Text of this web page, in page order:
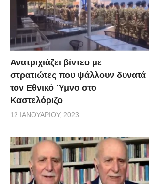
Ανατριχιάζει βίντεο με
στρατιώτες που ψάλλουν δυνατά
τον Εθνικό Ύμνο στο
Καστελόριζο
12 ΙΑΝΟΥΑΡΊΟΥ, 2023